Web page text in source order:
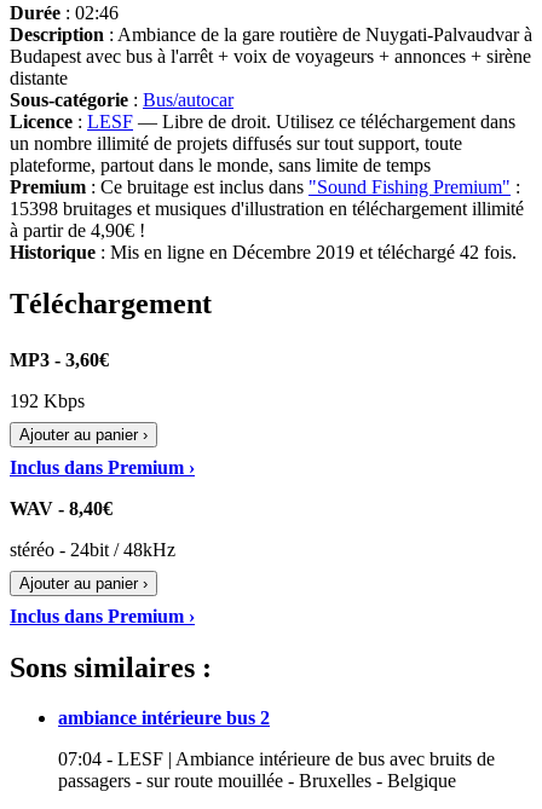
Durée : 02:46
Description : Ambiance de la gare routière de Nuygati-Palvaudvar à
Budapest avec bus à l'arrêt + voix de voyageurs + annonces + sirène
distante
Sous-catégorie : Bus/autocar
Licence : LESF — Libre de droit. Utilisez ce téléchargement dans
un nombre illimité de projets diffusés sur tout support, toute
plateforme, partout dans le monde, sans limite de temps
Premium : Ce bruitage est inclus dans "Sound Fishing Premium" :
15398 bruitages et musiques d'illustration en téléchargement illimité
à partir de 4,90€ !
Historique : Mis en ligne en Décembre 2019 et téléchargé 42 fois.
Téléchargement
MP3 - 3,60€
192 Kbps
Ajouter au panier ›
Inclus dans Premium ›
WAV - 8,40€
stéréo - 24bit / 48kHz
Ajouter au panier ›
Inclus dans Premium ›
Sons similaires :
ambiance intérieure bus 2
07:04 - LESF | Ambiance intérieure de bus avec bruits de
passagers - sur route mouillée - Bruxelles - Belgique